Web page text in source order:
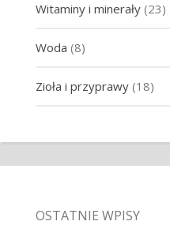
Witaminy i minerały(23)
Woda (8)
Zioła i przyprawy(18)
OSTATNIE WPISY